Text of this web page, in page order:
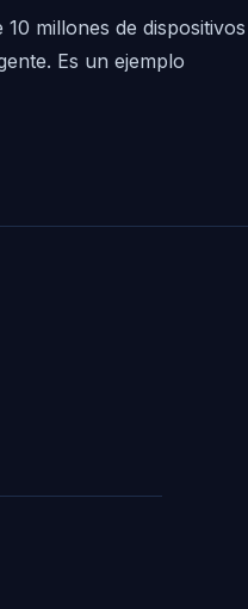
millones de dispositivos
Es un ejemplo